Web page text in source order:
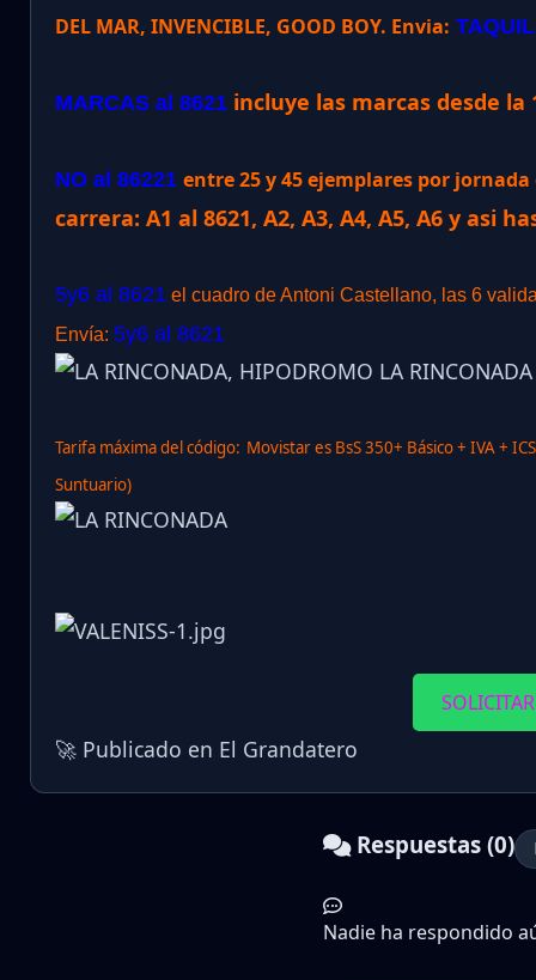
DEL MAR, INVENCIBLE, GOOD BOY. Envia:
MARCAS al 8621 incluye las marcas desde
NO al 86221 entre 25 y 45 ejemplares por
carrera: A1 al 8621, A2, A3, A4, A5, A6 y asi
5y6 al 8621 el cuadro de Antoni Castellano, las 6
Envía: 5y6 al 8621
Tarifa máxima del código: Movistar es BsS 350+ Básico + IVA +
Suntuario)
🚀 Publicado en El Grandatero
Respuestas (0)
Nadie ha respondido